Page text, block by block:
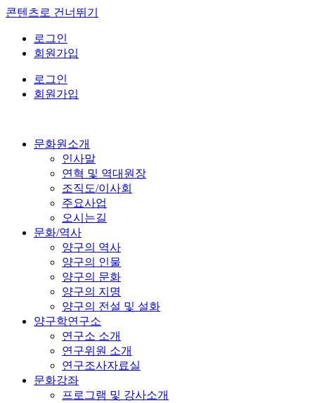
콘텐츠로 건너뛰기
로그인
회원가입
로그인
회원가입
문화원소개
인사말
연혁 및 역대원장
조직도/이사회
주요사업
오시는길
문화/역사
양구의 역사
양구의 인물
양구의 문화
양구의 지명
양구의 전설 및 설화
양구학연구소
연구소 소개
연구위원 소개
연구조사자료실
문화강좌
프로그램 및 강사소개